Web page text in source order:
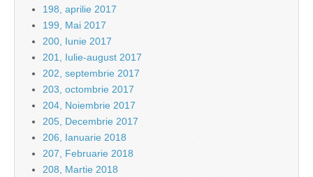
198, aprilie 2017
199, Mai 2017
200, Iunie 2017
201, Iulie-august 2017
202, septembrie 2017
203, octombrie 2017
204, Noiembrie 2017
205, Decembrie 2017
206, Ianuarie 2018
207, Februarie 2018
208, Martie 2018